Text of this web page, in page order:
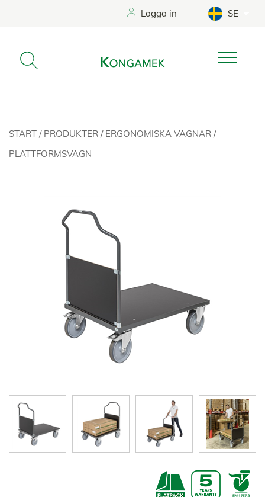
Logga in SE
START / PRODUKTER / ERGONOMISKA VAGNAR /
PLATTFORMSVAGN